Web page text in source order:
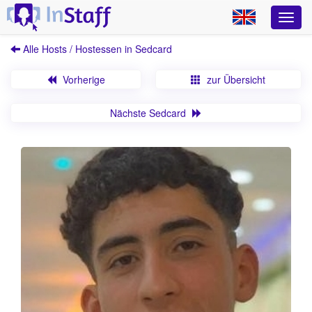
Alle Hosts / Hostessen in Sedcard
Vorherige zur Übersicht
Nächste Sedcard